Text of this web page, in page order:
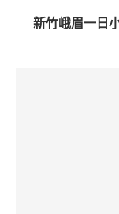
新竹峨眉一日